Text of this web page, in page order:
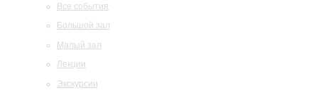
Все события
Большой зал
Малый зал
Лекции
Экскурсии